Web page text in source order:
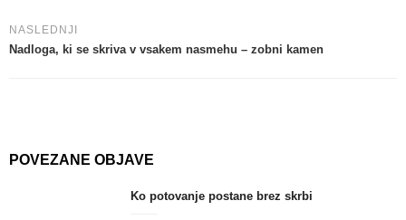
NASLEDNJI
Nadloga, ki se skriva v vsakem nasmehu – zobni kamen
POVEZANE OBJAVE
Ko potovanje postane brez skrbi